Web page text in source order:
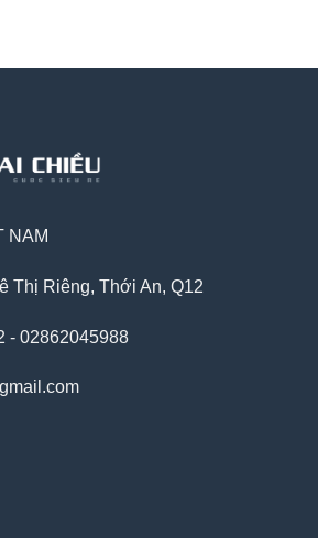
NAM
Thị Riêng, Thới An, Q12
- 02862045988